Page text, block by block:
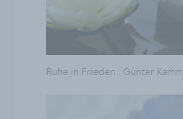
Ruhe in Frieden . Günter